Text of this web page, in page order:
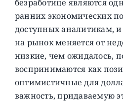
безработице являются
ранних экономических
доступных аналитикам, и
на рынок меняется от
низкие, чем ожидалось,
воспринимаются как
оптимистичные для
важность, придаваемую